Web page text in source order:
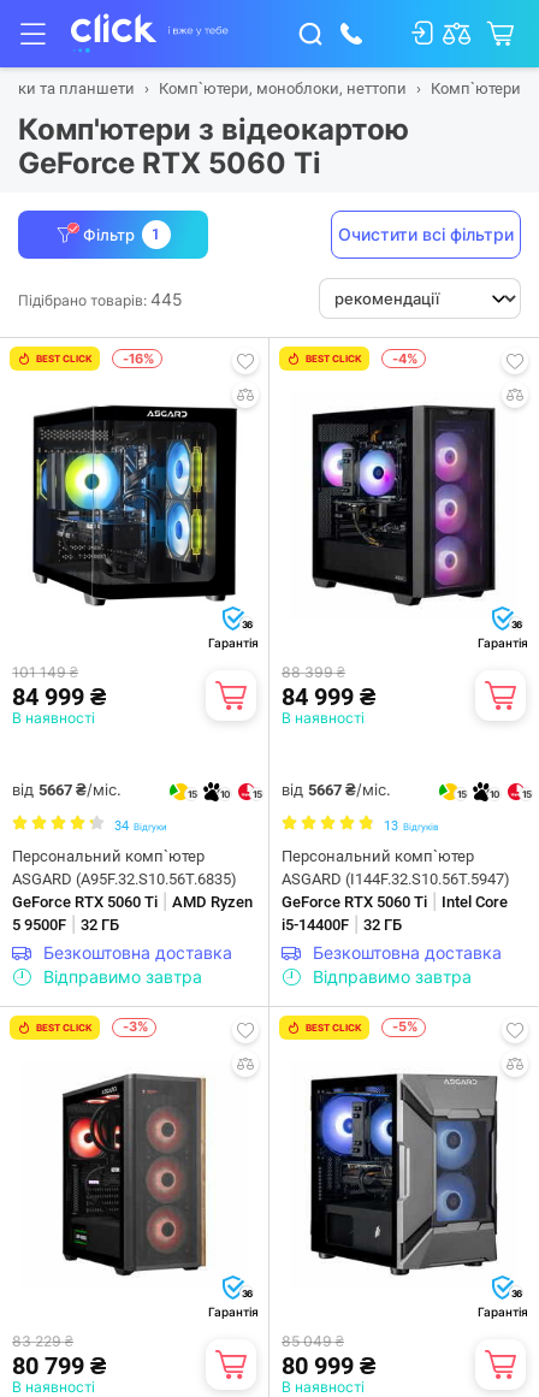
та планшети Комп`ютери, моноблоки, неттопи Комп`ютери
Комп'ютери з відеокартою
GeForce RTX 5060 Ti
Фільтр 1 Очистити всі фільтри
Підібрано товарів: 445
BEST CLICK -16%
36
Гарантія
101 149 ₴
84 999 ₴
В наявності
від 5667 ₴/міс. 15 10 15
34 Відгуки
Персональний комп`ютер
ASGARD (A95F.32.S10.56T.6835)
GeForce RTX 5060 Ti
AMD Ryzen
5 9500F
32 ГБ
Безкоштовна доставка
Відправимо завтра
BEST CLICK -4%
36
Гарантія
88 399 ₴
84 999 ₴
В наявності
від 5667 ₴/міс. 15 10 15
13 Відгуків
Персональний комп`ютер
ASGARD (I144F.32.S10.56T.5947)
GeForce RTX 5060 Ti
Intel Core
i5-14400F
32 ГБ
Безкоштовна доставка
Відправимо завтра
BEST CLICK -3%
36
Гарантія
83 229 ₴
80 799 ₴
В наявності
BEST CLICK -5%
36
Гарантія
85 049 ₴
80 999 ₴
В наявності